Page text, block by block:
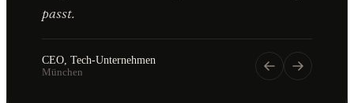
passt.
CEO, Tech-Unternehmen
München